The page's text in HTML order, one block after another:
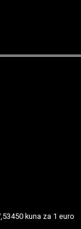
kuna za 1 euro